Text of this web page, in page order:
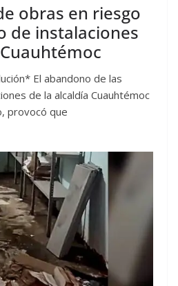
obras en riesgo
de instalaciones
El abandono de las
de la alcaldía Cuauhtémoc
provocó que